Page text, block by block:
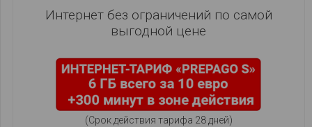
Интернет без ограничений по самой
выгодной цене
(Срок действия тарифа 28 дней)